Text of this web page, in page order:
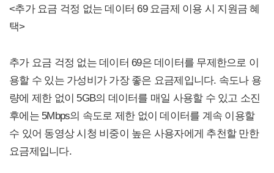
<추가 요금 걱정 없는 데이터 69 요금제 이용 시 지원금 혜
택>
추가 요금 걱정 없는 데이터 69은 데이터를 무제한으로 이
용할 수 있는 가성비가 가장 좋은 요금제입니다. 속도나 용
량에 제한 없이 5GB의 데이터를 매일 사용할 수 있고 소진
후에는 5Mbps의 속도로 제한 없이 데이터를 계속 이용할
수 있어 동영상 시청 비중이 높은 사용자에게 추천할 만한
요금제입니다.